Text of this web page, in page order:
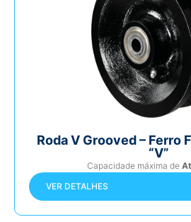
Roda V Grooved – Ferro
“V”
Capacidade máxima de
VER DETALHES